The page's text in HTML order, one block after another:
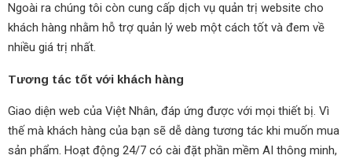
Ngoài ra chúng tôi còn cung cấp dịch vụ quản trị website cho
khách hàng nhằm hỗ trợ quản lý web một cách tốt và đem về
nhiều giá trị nhất.
Tương tác tốt với khách hàng
Giao diện web của Việt Nhân, đáp ứng được với mọi thiết bị. Vì
thế mà khách hàng của bạn sẽ dễ dàng tương tác khi muốn mua
sản phẩm. Hoạt động 24/7 có cài đặt phần mềm AI thông minh,